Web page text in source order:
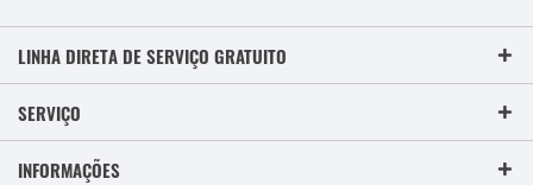
LINHA DIRETA DE SERVIÇO GRATUITO
SERVIÇO
INFORMAÇÕES